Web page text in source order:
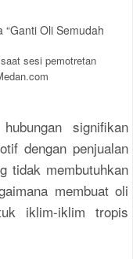
sesi pemotretan
signifikan
dengan penjualan
tidak membutuhkan
membuat oli
iklim-iklim tropis